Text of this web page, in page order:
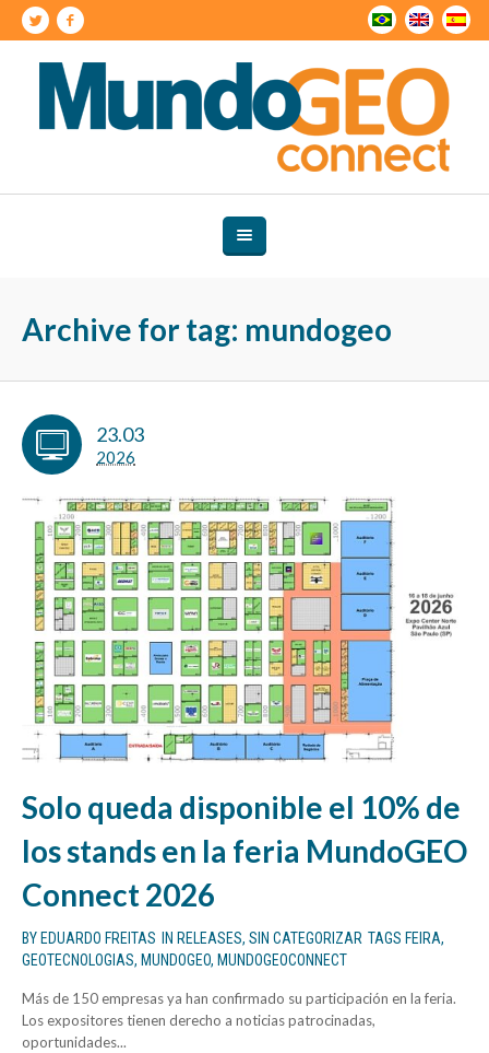
Archive for tag: mundogeo
23.03
2026
Solo queda disponible el 10% de
los stands en la feria MundoGEO
Connect 2026
BY EDUARDO FREITAS IN RELEASES, SIN CATEGORIZAR TAGS FEIRA,
GEOTECNOLOGIAS, MUNDOGEO, MUNDOGEOCONNECT
Más de 150 empresas ya han confirmado su participación en la feria.
Los expositores tienen derecho a noticias patrocinadas,
oportunidades...